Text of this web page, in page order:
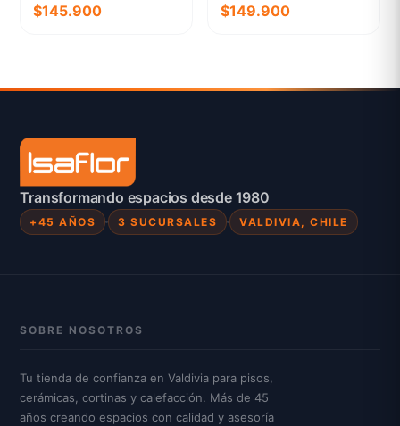
$145.900 $149.900
Transformando espacios desde 1980
+45 AÑOS 3 SUCURSALES VALDIVIA, CHILE
SOBRE NOSOTROS
Tu tienda de confianza en Valdivia para pisos,
cerámicas, cortinas y calefacción. Más de 45
años creando espacios con calidad y asesoría